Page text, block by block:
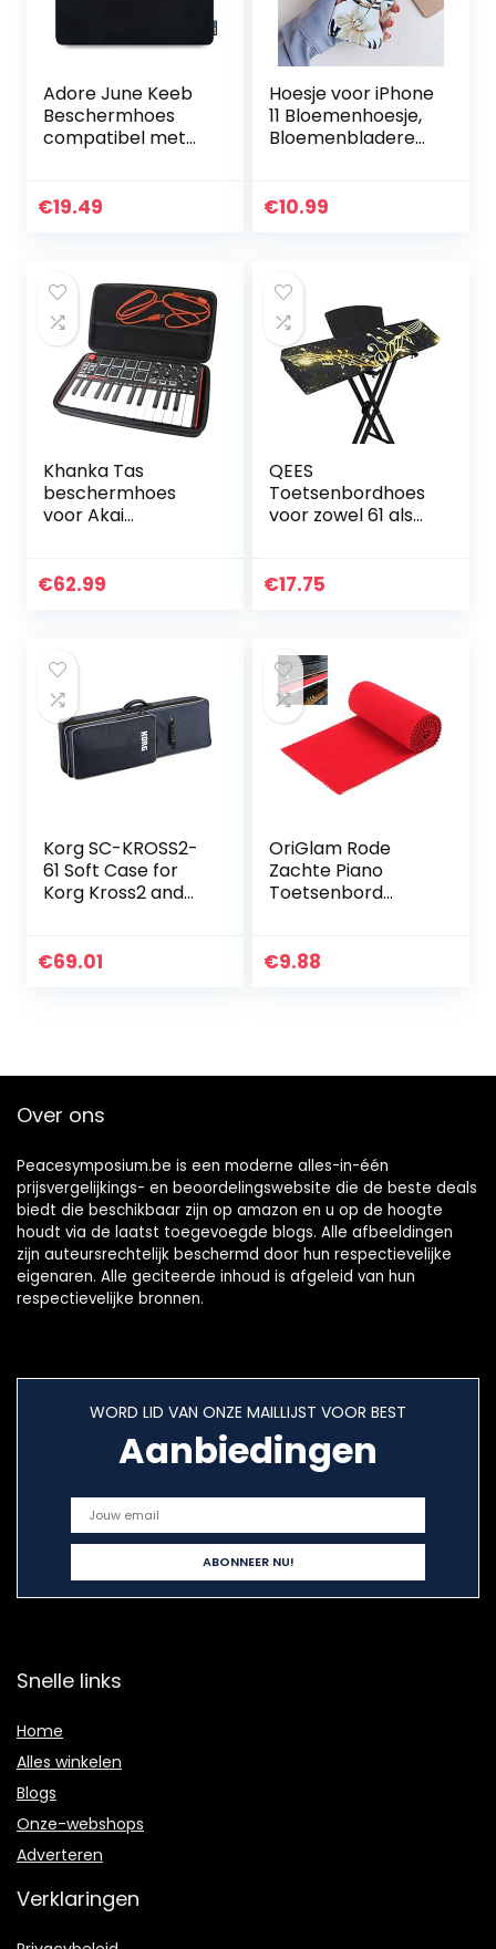
Adore June Keeb
Beschermhoes
compatibel met
Praktische Stoffen
€19.49
Hoesje voor iPhone
11 Bloemenhoesje,
Bloemenbladeren
Ontwerp Ultra-
€10.99
Khanka Tas
beschermhoes
voor Akai
MK2 / Mini Play
(alleen tas)
€62.99
QEES
Toetsenbordhoes
voor zowel 61 als
pianosleutelhoes,
(kleur 1)
€17.75
Korg SC-KROSS2-
61 Soft Case for
Korg Kross2 and
€69.01
OriGlam Rode
Zachte Piano
Toetsenbord
Beschermende
€9.88
Over ons
Peacesymposium.be is een moderne alles-in-één
prijsvergelijkings- en beoordelingswebsite die de beste deals
biedt die beschikbaar zijn op amazon en u op de hoogte
houdt via de laatst toegevoegde blogs. Alle afbeeldingen
zijn auteursrechtelijk beschermd door hun respectievelijke
eigenaren. Alle geciteerde inhoud is afgeleid van hun
respectievelijke bronnen.
WORD LID VAN ONZE MAILLIJST VOOR BEST
Aanbiedingen
Snelle links
Home
Alles winkelen
Blogs
Onze-webshops
Adverteren
Verklaringen